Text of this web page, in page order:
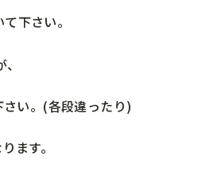
下さい。
い。(各段違ったり)
ます。